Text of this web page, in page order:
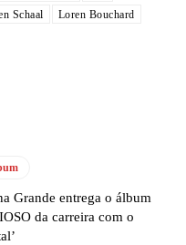
Schaal Loren Bouchard
Grande entrega o álbum
da carreira com o